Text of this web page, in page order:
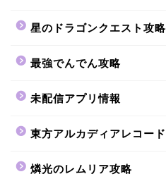
星のドラゴンクエスト攻略
最強でんでん攻略
未配信アプリ情報
東方アルカディアレコード
燐光のレムリア攻略